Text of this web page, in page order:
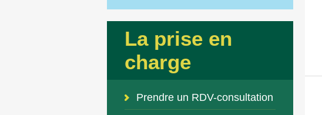
La prise en
charge
Prendre un RDV-consultation